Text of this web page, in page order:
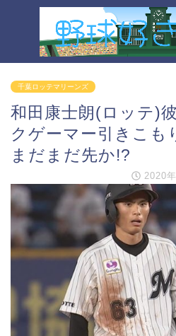
千葉ロッテマリーンズ
和田康士朗(ロッテ)
クゲーマー引きこも
まだまだ先か!?
2020